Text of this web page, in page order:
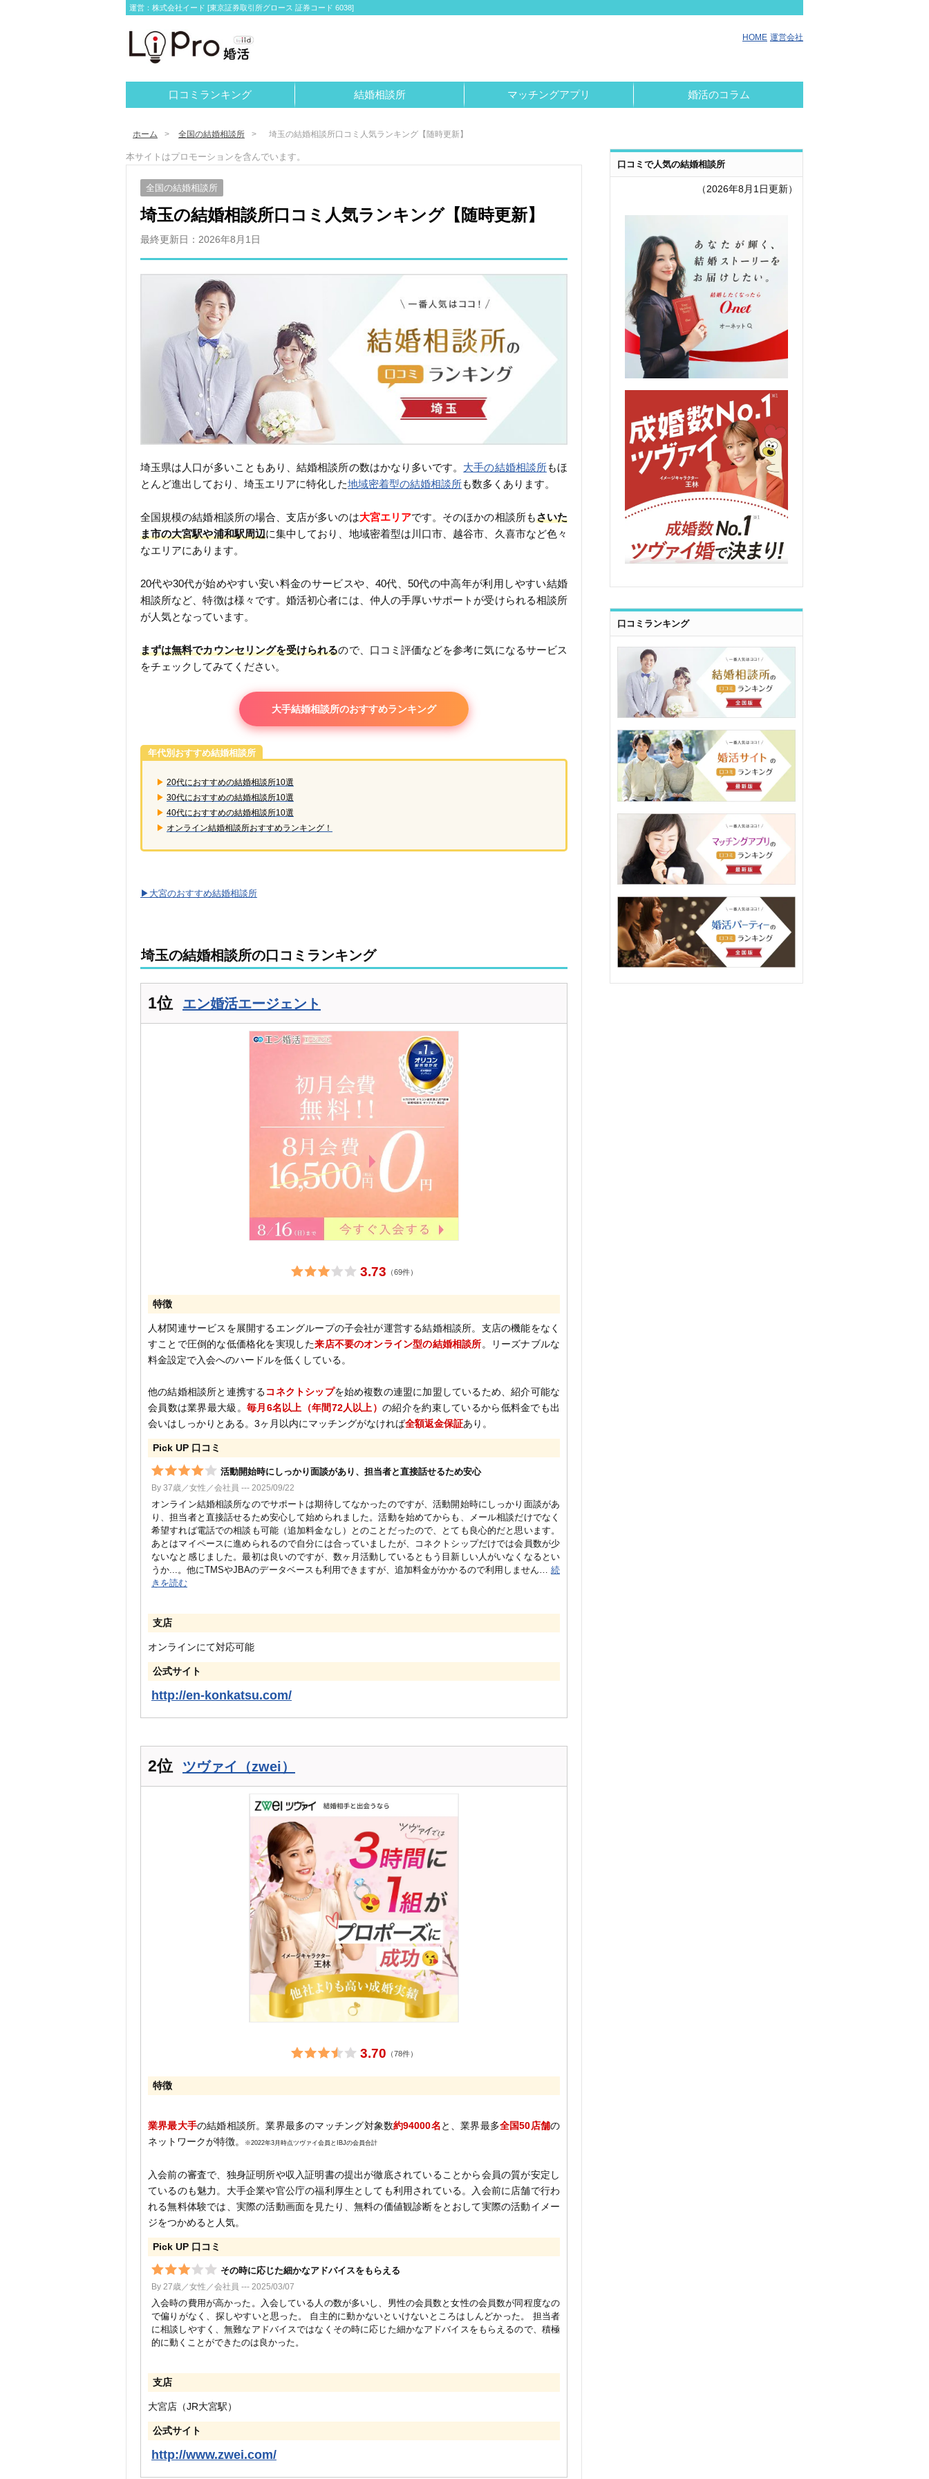
運営：株式会社イード [東京証券取引所グロース 証券コード 6038]
HOME 運営会社
口コミランキング 結婚相談所 マッチングアプリ 婚活のコラム
ホーム 全国の結婚相談所 埼玉の結婚相談所口コミ人気ランキング【随時更新】
本サイトはプロモーションを含んでいます。
全国の結婚相談所
埼玉の結婚相談所口コミ人気ランキング【随時更新】
最終更新日： 2026年8月1日
埼玉県は人口が多いこともあり、結婚相談所の数はかなり多いです。 大手の結婚相談所もほ
とんど進出しており、埼玉エリアに特化した地域密着型の結婚相談所も数多くあります。
全国規模の結婚相談所の場合、支店が多いのは大宮エリアです。そのほかの相談所もさいた
ま市の大宮駅や浦和駅周辺に集中しており、地域密着型は川口市、越谷市、久喜市など色々
なエリアにあります。
20代や30代が始めやすい安い料金のサービスや、40代、50代の中高年が利用しやすい結婚
相談所など、特徴は様々です。婚活初心者には、仲人の手厚いサポートが受けられる相談所
が人気となっています。
まずは無料でカウンセリングを受けられるので、口コミ評価などを参考に気になるサービス
をチェックしてみてください。
大手結婚相談所のおすすめランキング
年代別おすすめ結婚相談所
▶︎ 20代におすすめの結婚相談所10選
▶︎ 30代におすすめの結婚相談所10選
▶︎ 40代におすすめの結婚相談所10選
▶︎ オンライン結婚相談所おすすめランキング！
▶︎大宮のおすすめ結婚相談所
埼玉の結婚相談所の口コミランキング
1位 エン婚活エージェント
3.73 （69件）
特徴
人材関連サービスを展開するエングループの子会社が運営する結婚相談所。支店の機能をなく
すことで圧倒的な低価格化を実現した来店不要のオンライン型の結婚相談所。リーズナブルな
料金設定で入会へのハードルを低くしている。
他の結婚相談所と連携するコネクトシップを始め複数の連盟に加盟しているため、紹介可能な
会員数は業界最大級。 毎月6名以上（年間72人以上）の紹介を約束しているから低料金でも出
会いはしっかりとある。3ヶ月以内にマッチングがなければ全額返金保証あり。
Pick UP 口コミ
活動開始時にしっかり面談があり、担当者と直接話せるため安心
By 37歳／女性／会社員 --- 2025/09/22
オンライン結婚相談所なのでサポートは期待してなかったのですが、活動開始時にしっかり面談があ
り、担当者と直接話せるため安心して始められました。活動を始めてからも、メール相談だけでなく
希望すれば電話での相談も可能（追加料金なし）とのことだったので、とても良心的だと思います。
あとはマイペースに進められるので自分には合っていましたが、コネクトシップだけでは会員数が少
ないなと感じました。最初は良いのですが、数ヶ月活動しているともう目新しい人がいなくなるとい
うか...。他にTMSやJBAのデータベースも利用できますが、追加料金がかかるので利用しません
続
きを読む
支店
オンラインにて対応可能
公式サイト
http://en-konkatsu.com/
2位 ツヴァイ（zwei）
3.70 （78件）
特徴
業界最大手の結婚相談所。業界最多のマッチング対象数約94000名と、業界最多全国50店舗の
ネットワークが特徴。
※2022年3月時点ツヴァイ会員とIBJの会員合計
入会前の審査で、独身証明所や収入証明書の提出が徹底されていることから会員の質が安定し
ているのも魅力。大手企業や官公庁の福利厚生としても利用されている。入会前に店舗で行わ
れる無料体験では、実際の活動画面を見たり、無料の価値観診断をとおして実際の活動イメー
ジをつかめると人気。
Pick UP 口コミ
その時に応じた細かなアドバイスをもらえる
By 27歳／女性／会社員 --- 2025/03/07
入会時の費用が高かった。入会している人の数が多いし、男性の会員数と女性の会員数が同程度なの
で偏りがなく、探しやすいと思った。 自主的に動かないといけないところはしんどかった。 担当者
に相談しやすく、無難なアドバイスではなくその時に応じた細かなアドバイスをもらえるので、積極
的に動くことができたのは良かった。
支店
大宮店（JR大宮駅）
公式サイト
http://www.zwei.com/
口コミで人気の結婚相談所
（2026年8月1日更新）
口コミランキング